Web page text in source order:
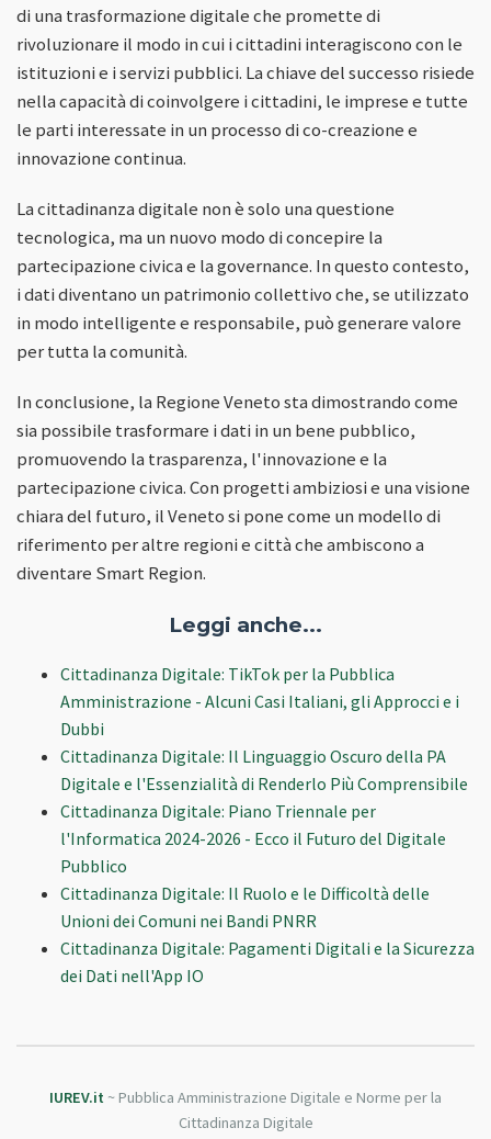
di una trasformazione digitale che promette di
rivoluzionare il modo in cui i cittadini interagiscono con le
istituzioni e i servizi pubblici. La chiave del successo risiede
nella capacità di coinvolgere i cittadini, le imprese e tutte
le parti interessate in un processo di co-creazione e
innovazione continua.
La cittadinanza digitale non è solo una questione
tecnologica, ma un nuovo modo di concepire la
partecipazione civica e la governance. In questo contesto,
i dati diventano un patrimonio collettivo che, se utilizzato
in modo intelligente e responsabile, può generare valore
per tutta la comunità.
In conclusione, la Regione Veneto sta dimostrando come
sia possibile trasformare i dati in un bene pubblico,
promuovendo la trasparenza, l'innovazione e la
partecipazione civica. Con progetti ambiziosi e una visione
chiara del futuro, il Veneto si pone come un modello di
riferimento per altre regioni e città che ambiscono a
diventare Smart Region.
Leggi anche...
Cittadinanza Digitale: TikTok per la Pubblica
Amministrazione - Alcuni Casi Italiani, gli Approcci e i
Dubbi
Cittadinanza Digitale: Il Linguaggio Oscuro della PA
Digitale e l'Essenzialità di Renderlo Più Comprensibile
Cittadinanza Digitale: Piano Triennale per
l'Informatica 2024-2026 - Ecco il Futuro del Digitale
Pubblico
Cittadinanza Digitale: Il Ruolo e le Difficoltà delle
Unioni dei Comuni nei Bandi PNRR
Cittadinanza Digitale: Pagamenti Digitali e la Sicurezza
dei Dati nell'App IO
IUREV.it ~ Pubblica Amministrazione Digitale e Norme per la
Cittadinanza Digitale